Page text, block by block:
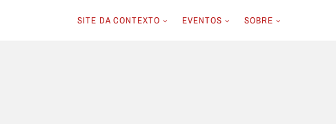
SITE DA CONTEXTO EVENTOS SOBRE